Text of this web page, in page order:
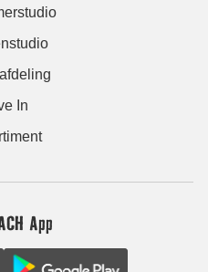
In
App